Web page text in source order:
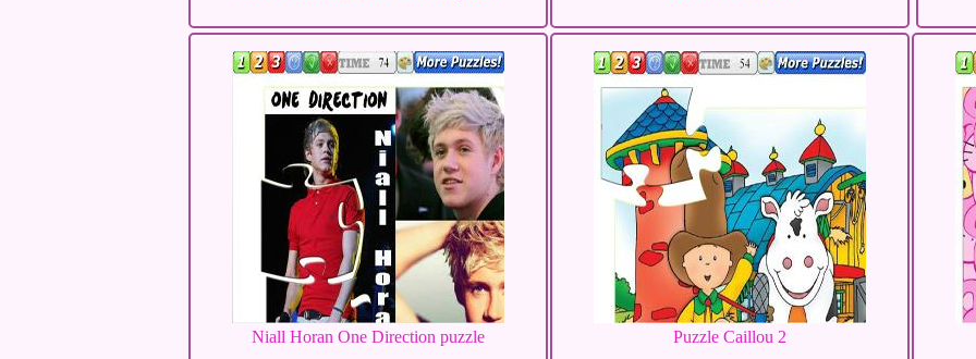
Niall Horan One Direction puzzle Puzzle Caillou 2